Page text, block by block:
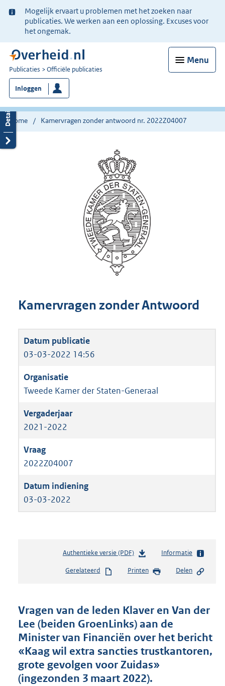
Ter
informatie:
Mogelijk ervaart u problemen met het zoeken naar
publicaties. We werken aan een oplossing. Excuses voor
het ongemak.
Menu
U
bent
nu
hier:
Publicaties Officiële publicaties
Inloggen
Home Kamervragen zonder antwoord nr. 2022Z04007
Kamervragen zonder Antwoord
03-03-2022 14:56
Tweede Kamer der Staten-Generaal
2021-2022
2022Z04007
03-03-2022
Authentieke versie (PDF)b
s
d
s
g
r
o
o
t
Informatie
Gerelateerd Printen Delen
Vragen van de leden Klaver en Van der
Lee (beiden GroenLinks) aan de
Minister van Financiën over het bericht
«Kaag wil extra sancties trustkantoren,
grote gevolgen voor Zuidas»
(ingezonden 3 maart 2022).